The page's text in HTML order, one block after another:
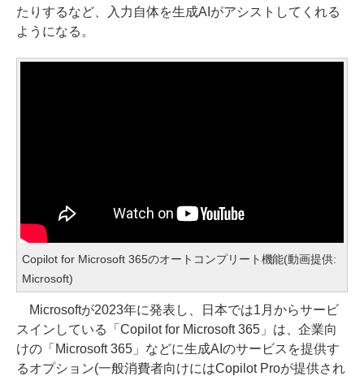
たりするなど、入力自体を生成AIがアシストしてくれる
ようになる。
Copilot for Microsoft 365のオートコンプリート機能(動画提供:
Microsoft)
Microsoftが2023年に発表し、日本では1月からサービ
スインしている「Copilot for Microsoft 365」は、企業向
けの「Microsoft 365」などに生成AIのサービスを提供す
るオプション(一般消費者向けにはCopilot Proが提供され